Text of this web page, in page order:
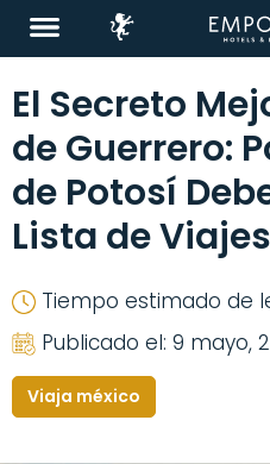
Destinos
Restaurantes
&
ENG
El Secreto
de Guerrero:
de Potosí
Lista de Viajes
Tiempo estimado de
Publicado el: 9 mayo,
Viaja méxico